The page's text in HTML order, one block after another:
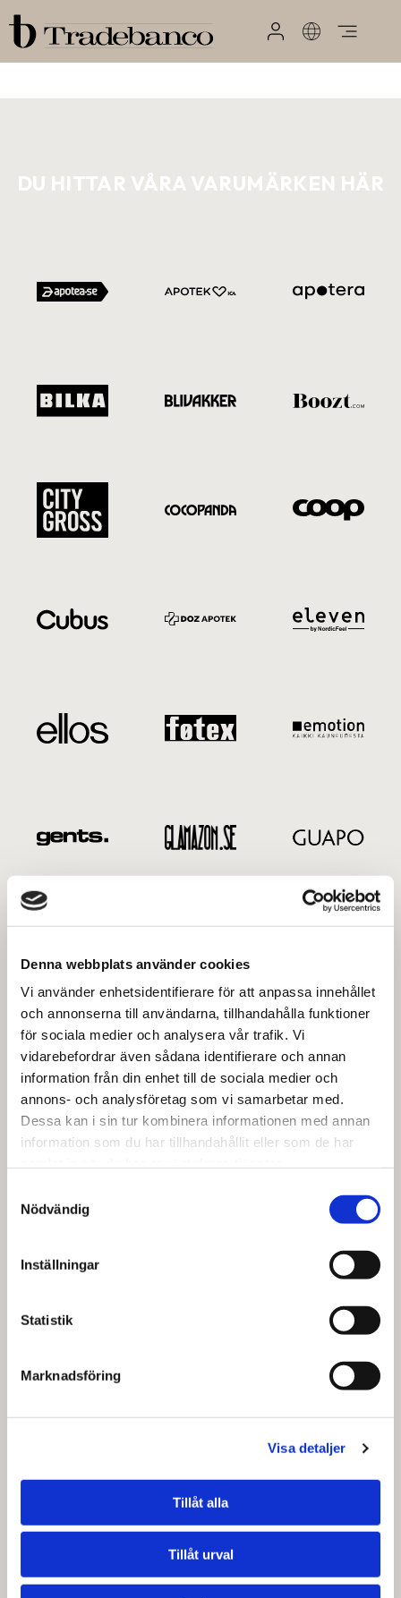
Denna webbplats använder cookies
Vi använder enhetsidentifierare för att anpassa innehållet
och annonserna till användarna, tillhandahålla funktioner
för sociala medier och analysera vår trafik. Vi
vidarebefordrar även sådana identifierare och annan
information från din enhet till de sociala medier och
annons- och analysföretag som vi samarbetar med.
Dessa kan i sin tur kombinera informationen med annan
information som du har tillhandahållit eller som de har
Nödvändig
Inställningar
Statistik
Marknadsföring
Visa detaljer
Tillåt alla
Tillåt urval
DU HITTAR VÅRA VARUMÄRKEN HÄR